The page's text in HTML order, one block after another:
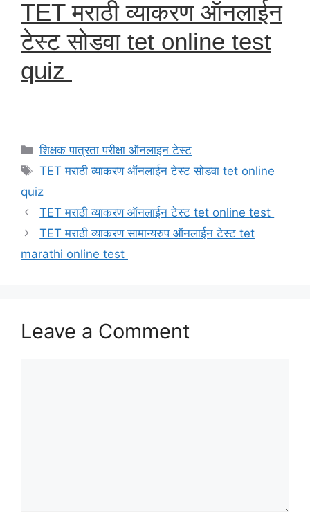
TET मराठी व्याकरण ऑनलाईन
टेस्ट सोडवा tet online test
quiz
Categories
शिक्षक पात्रता परीक्षा ऑनलाइन टेस्ट
Tags
TET मराठी व्याकरण ऑनलाईन टेस्ट सोडवा tet online
quiz
TET मराठी व्याकरण ऑनलाईन टेस्ट tet online test
TET मराठी व्याकरण सामान्यरुप ऑनलाईन टेस्ट tet
marathi online test
Leave a Comment